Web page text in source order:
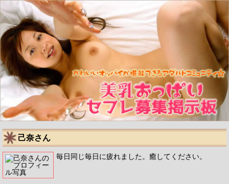
己奈さん
毎日同じ毎日に疲れました。癒してください。